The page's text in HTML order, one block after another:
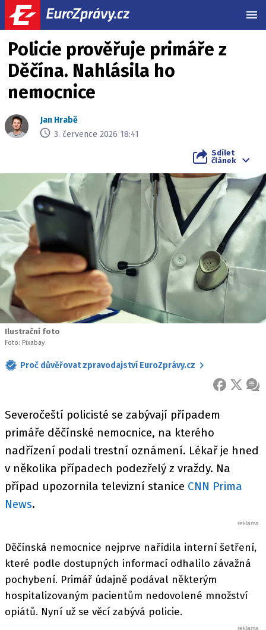
Policie prověřuje primáře z
Děčína. Nahlásila ho
nemocnice
Jan Hrabě
3. července 2026 18:41
Sdílet
článek
Ilustrační foto
Foto: Pixabay
Proč důvěřovat zpravodajství EuroZprávy.cz
FACEBOOK
X
Severočeští policisté se zabývají případem
primáře děčínské nemocnice, na kterého
nadřízení podali trestní oznámení. Lékař je hned
v několika případech podezřelý z vraždy. Na
případ upozornila televizní stanice CNN Prima
News.
Děčínská nemocnice nejprve nařídila interní šetření,
které podle dostupných informací odhalilo závažná
pochybení. Primář údajně podával některým
hospitalizovaným pacientům nedovolené množství
opiátů. Nyní už se věcí zabývá policie.